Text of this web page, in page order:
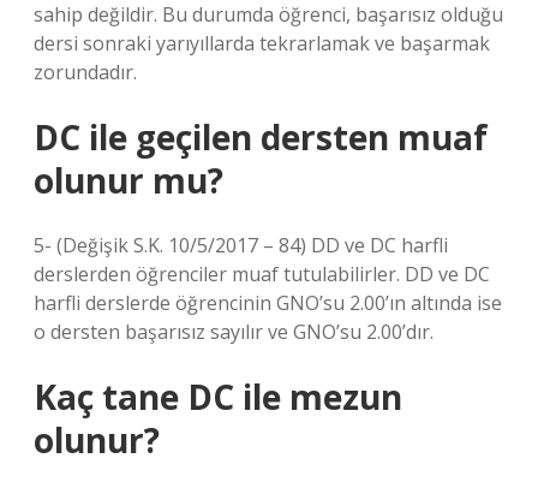
sahip değildir. Bu durumda öğrenci, başarısız olduğu
dersi sonraki yarıyıllarda tekrarlamak ve başarmak
zorundadır.
DC ile geçilen dersten muaf
olunur mu?
5- (Değişik S.K. 10/5/2017 – 84) DD ve DC harfli
derslerden öğrenciler muaf tutulabilirler. DD ve DC
harfli derslerde öğrencinin GNO’su 2.00’ın altında ise
o dersten başarısız sayılır ve GNO’su 2.00’dır.
Kaç tane DC ile mezun
olunur?